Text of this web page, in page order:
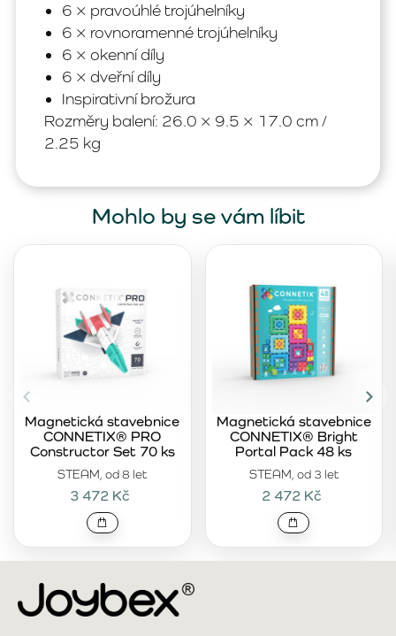
6 × pravoúhlé trojúhelníky
6 × rovnoramenné trojúhelníky
6 × okenní díly
6 × dveřní díly
Inspirativní brožura
Rozměry balení: 26.0 × 9.5 × 17.0 cm /
2.25 kg
Mohlo by se vám líbit
STEAM, od 8 let
Magnetická stavebnice
CONNETIX® PRO
Constructor Set 70 ks
3 472 Kč
STEAM, od 3 let
Magnetická stavebnice
CONNETIX® Bright
Portal Pack 48 ks
2 472 Kč